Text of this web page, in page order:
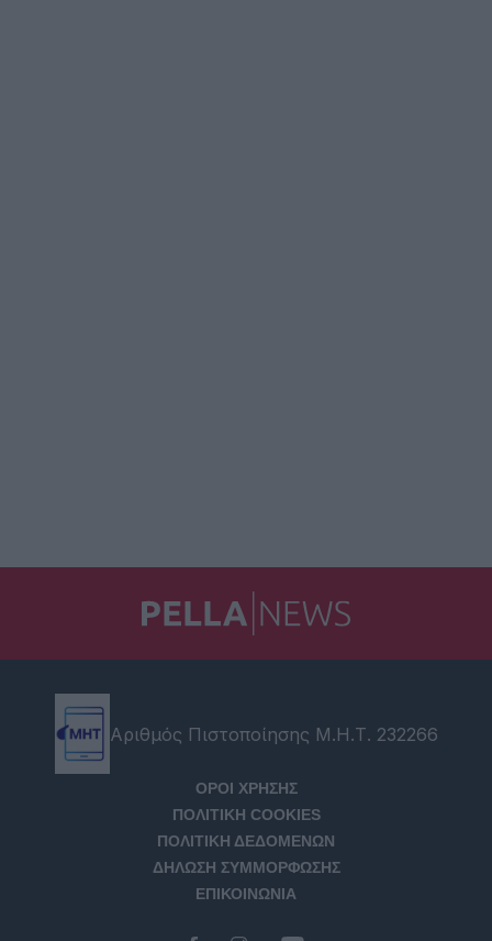
Αριθμός Πιστοποίησης Μ.Η.Τ. 232266
ΟΡΟΙ ΧΡΗΣΗΣ
ΠΟΛΙΤΙΚΗ COOKIES
ΠΟΛΙΤΙΚΗ ΔΕΔΟΜΕΝΩΝ
ΔΗΛΩΣΗ ΣΥΜΜΟΡΦΩΣΗΣ
ΕΠΙΚΟΙΝΩΝΙΑ